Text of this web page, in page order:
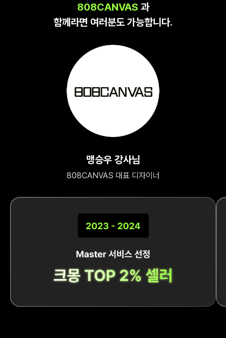
808CANVAS 과
함께라면 여러분도 가능합니다.
맹승우 강사님
808CANVAS 대표 디자이너